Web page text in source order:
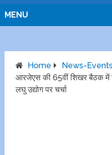
MENU
Home
News-Events
आरजेएस की 65वीं शिखर बैठक
लघु उद्योग पर चर्चा